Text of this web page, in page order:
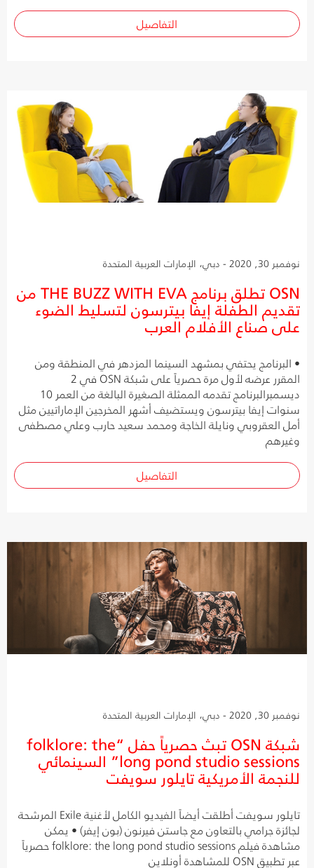
التفاصيل
نوفمبر 30, 2020 - دبي، الإمارات العربية المتحدة
OSN تطلق برنامج THE BUZZ WITH EVA من
تقديم الطفلة إيفا بيترسون لتسليط الضوء
على صناع الأفلام العرب
• البرنامج يحتفي بمشهد السينما المزدهر في المنطقة ومن
المقرر عرضه لأول مرة حصرياً على شبكة OSN في 2
ديسمبرالبرنامج تقدمه الممثلة الصغيرة البالغة من العمر 10
سنوات إيفا بيترسون ويستضيف أشهر المخرجين الإماراتيين مثل
أمل العقروبي ونايلة الخاجة ومحمد سعيد حارب وعلي مصطفى
وغيرهم
التفاصيل
نوفمبر 30, 2020 - دبي، الإمارات العربية المتحدة
شبكة OSN تبث حصرياً حفل “folklore: the
long pond studio sessions” السينمائي
للنجمة الأمريكية تايلور سويفت
تايلور سويفت أطلقت أيضاً الفيديو الكامل لأغنية Exile المرشحة
لجائزة جرامي بالتعاون مع جاستن فيرنون (بون إيفر) • يمكن
مشاهدة فيلم folklore: the long pond studio sessions حصرياً
عبر تطبيق OSN للمشاهدة أونلاين